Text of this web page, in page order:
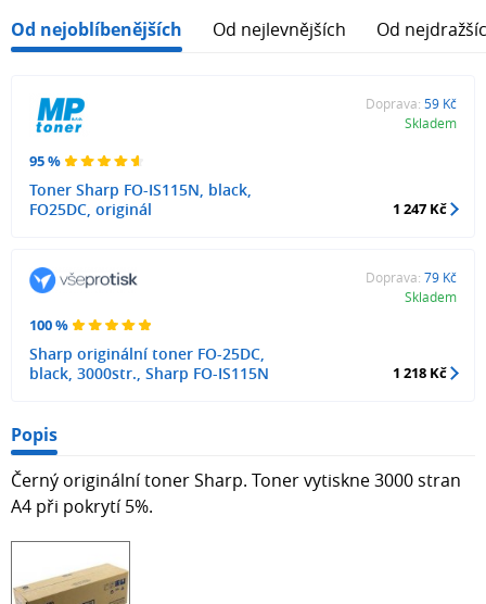
Od nejoblíbenějších Od nejlevnějších Od
95 %
Toner Sharp FO-IS115N, black,
FO25DC, originál
Doprava: 59 Kč
Skladem
1 247 Kč
100 %
Sharp originální toner FO-25DC,
black, 3000str., Sharp FO-IS115N
Doprava: 79 Kč
Skladem
1 218 Kč
Popis
Černý originální toner Sharp. Toner vytiskne 3000 stran
A4 při pokrytí 5%.